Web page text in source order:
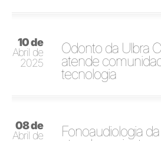
10 de
Abril de
2025
Odonto da Ulbra
atende
tecnologia
08 de
Abril de
Fonoaudiologia